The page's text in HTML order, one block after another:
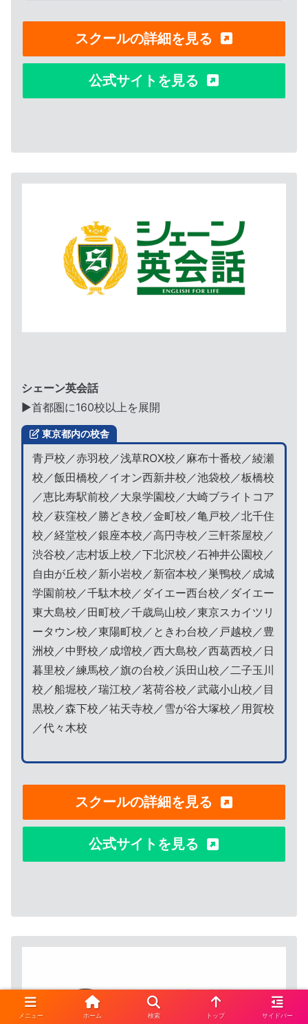
スクールの詳細を見る
公式サイトを見る
シェーン英会話
▶︎首都圏に160校以上を展開
東京都内の校舎
青戸校／赤羽校／浅草ROX校／麻布十番校／綾瀬
校／飯田橋校／イオン西新井校／池袋校／板橋校
／恵比寿駅前校／大泉学園校／大崎ブライトコア
校／萩窪校／勝どき校／金町校／亀戸校／北千住
校／経堂校／銀座本校／高円寺校／三軒茶屋校／
渋谷校／志村坂上校／下北沢校／石神井公園校／
自由が丘校／新小岩校／新宿本校／巣鴨校／成城
学園前校／千駄木校／ダイエー西台校／ダイエー
東大島校／田町校／千歳烏山校／東京スカイツリ
ータウン校／東陽町校／ときわ台校／戸越校／豊
洲校／中野校／成増校／西大島校／西葛西校／日
暮里校／練馬校／旗の台校／浜田山校／二子玉川
校／船堀校／瑞江校／茗荷谷校／武蔵小山校／目
黒校／森下校／祐天寺校／雪が谷大塚校／用賀校
／代々木校
スクールの詳細を見る
公式サイトを見る
メニュー ホーム 検索 トップ サイドバー